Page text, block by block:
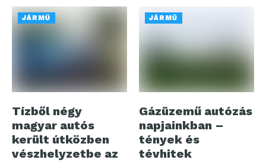
JÁRMŰ
Tízből négy
magyar autós
került útközben
vészhelyzetbe az
JÁRMŰ
Gázüzemű autózás
napjainkban –
tények és
tévhitek